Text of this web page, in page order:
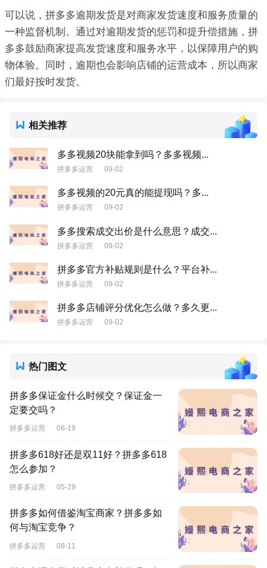
可以说，拼多多逾期发货是对商家发货速度和服务质量的
一种监督机制。通过对逾期发货的惩罚和提升偿措施，拼
多多鼓励商家提高发货速度和服务水平，以保障用户的购
物体验。同时，逾期也会影响店铺的运营成本，所以商家
们最好按时发货。
相关推荐
多多视频20块能拿到吗？多多视频...
拼多多运营 09-02
多多视频的20元真的能提现吗？多...
拼多多运营 09-02
多多搜索成交出价是什么意思？成交...
拼多多运营 09-02
拼多多官方补贴规则是什么？平台补...
拼多多运营 09-02
拼多多店铺评分优化怎么做？多久更...
拼多多运营 09-02
热门图文
拼多多保证金什么时候交？保证金一
定要交吗？
拼多多运营 06-19
拼多多618好还是双11好？拼多多618
怎么参加？
拼多多运营 05-29
拼多多如何借鉴淘宝商家？拼多多如
何与淘宝竞争？
拼多多运营 08-11